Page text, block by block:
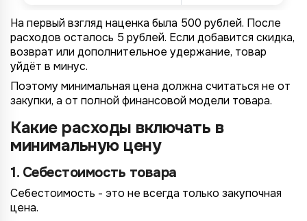
На первый взгляд наценка была 500 рублей. После
расходов осталось 5 рублей. Если добавится скидка,
возврат или дополнительное удержание, товар
уйдёт в минус.
Поэтому минимальная цена должна считаться не от
закупки, а от полной финансовой модели товара.
Какие расходы включать в
минимальную цену
1. Себестоимость товара
Себестоимость - это не всегда только закупочная
цена.